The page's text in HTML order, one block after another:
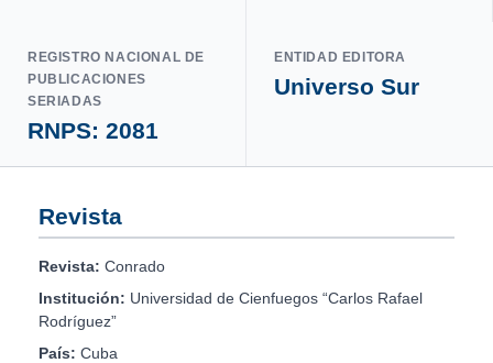
REGISTRO NACIONAL DE
PUBLICACIONES
SERIADAS
RNPS: 2081
ENTIDAD EDITORA
Universo Sur
Revista
Revista: Conrado
Institución: Universidad de Cienfuegos “Carlos Rafael
Rodríguez”
País: Cuba